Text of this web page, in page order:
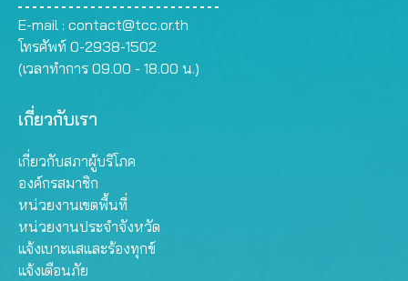
E-mail : contact@tcc.or.th
โทรศัพท์ 0-2938-1502
(เวลาทำการ 09.00 - 18.00 น.)
เกี่ยวกับเรา
เกี่ยวกับสภาผู้บริโภค
องค์กรสมาชิก
หน่วยงานเขตพื้นที่
หน่วยงานประจำจังหวัด
แจ้งเบาะแสและร้องทุกข์
แจ้งเตือนภัย